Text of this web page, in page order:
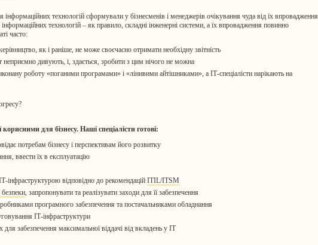
інформаційних технологій сформували у бізнесменів і менеджерів очікування чуда від їх впровадження.
технологій – як правило, складні інженерні системи, а їх впровадження повинно
часто:
як і раніше, не може своєчасно отримати необхідну звітність
неприємно дивують, і, здається, зробити з цим нічого не можна
роботу «поганими програмами» і «лінивими айтішниками», а ІТ-спеціалісти нарікають на
для бізнесу. Наші спеціалісти готові:
потребам бізнесу і перспективам його розвитку
ввести їх в експлуатацію
інфраструктурою відповідно до рекомендаційITIL/ITSM
безпеки , запропонувати та реалізувати заходи для її забезпечення
програмного забезпечення та постачальниками обладнання
ІТ-інфраструктури
забезпечення максимальної віддачі від вкладень у ІТ